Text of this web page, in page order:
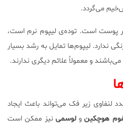
می‌گردد.
پوست است. توده‌ی لیپوم نرم است،
ندارد. لیپوم‌ها تمایل به رشد بسیار
و معمولاً علائم دیگری ندارند.
لنفاوی زیر فک می‌تواند باعث ایجاد
هوچکینولوسمی نیز ممکن است